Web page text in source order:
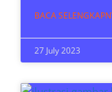
BACA
27 July 2023